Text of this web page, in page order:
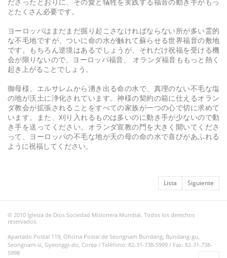
とたくさん必要です。
ヨーロッパはまだまだ掘り起こさなければならない所が多い霊的
な不毛地ですが、ついに命の水が触れて蘇らせる世界福音の敷地
です。もちろん逆境はあるでしょうが、それだけ祝福を受ける機
会が限りないので、ヨーロッパ福音、 オランダ福音ももっと熱く
起き上がることでしょう。
御母様、エルサレムから湧き出る命の水で、真理のない不毛な塩
の地が沃土に浄化されています。神様の契約の箱に仕えるオラン
ダ教会が拡張されることをすべての家族が一つの心で切に求めて
います。また、刈り入れるものは多いのに動き手が少ないので動
き手を送ってください。オランダ宣教の門を大きく開いてくださ
って、ヨーロッパの不毛な地が天の母の命の水で喜びがあふれる
ように祝福してください。
Lista Siguiente
© 2010 Iglesia de Dios Sociedad Misionera Mundial. Todos los derechos
reservados.
Apartado Postal 119, Oficina Postal de Seongnam Bundang, Bundang-gu,
Seongnam-si, Gyeonggi-do, Corea / Teléfono: 82-31-738-5999 / Fax: 82-31-738-
5998